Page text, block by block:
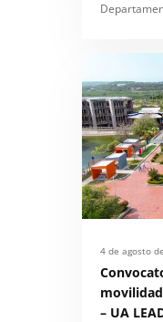
4 de agosto
– UA